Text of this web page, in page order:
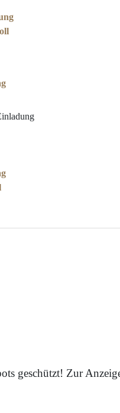
geschützt! Zur